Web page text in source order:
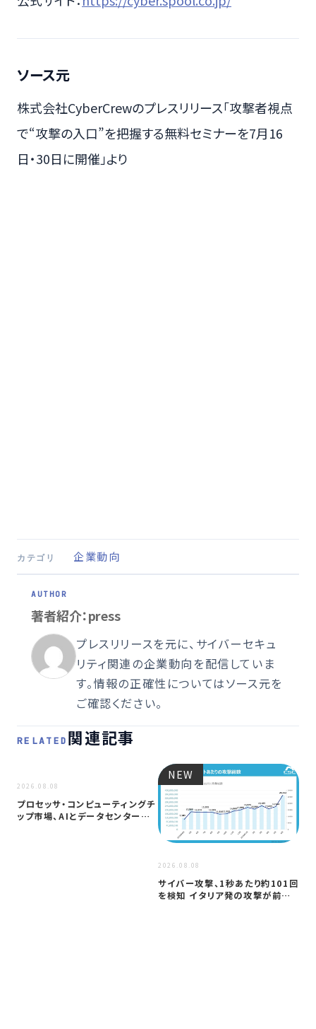
ソース元
株式会社CyberCrewのプレスリリース「攻撃者視点
で“攻撃の入口”を把握する無料セミナーを7月16
日・30日に開催」より
カテゴリ 企業動向
著者紹介：press
プレスリリースを元に、サイバーセキュ
リティ関連の企業動向を配信していま
す。情報の正確性についてはソース元を
ご確認ください。
RELATED 関連記事
2026.08.08
プロセッサ・コンピューティングチ
ップ市場、AIとデータセンター需
NEW
2026.08.08
サイバー攻撃、1秒あたり約101回
を検知 イタリア発の攻撃が前年